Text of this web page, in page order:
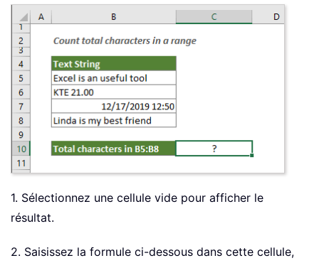
1. Sélectionnez une cellule vide pour afficher le
résultat.
2. Saisissez la formule ci-dessous dans cette cellule,